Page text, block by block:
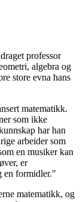
professor
algebra og
store evna hans
matematikk.
som ikke
har han
arbeider som
en musiker kan
er
en formidler."
matematikk, og